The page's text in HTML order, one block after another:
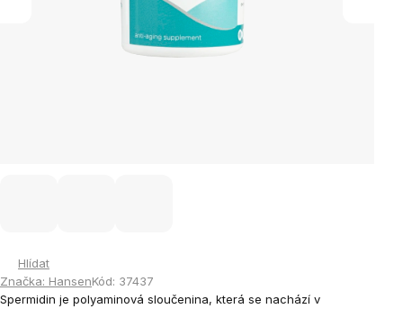
Hlídat
Značka: HansenKód: 37437
Spermidin je polyaminová sloučenina, která se nachází v